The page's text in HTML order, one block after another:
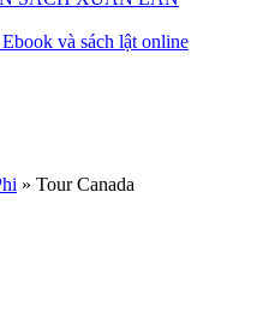
và sách lật online
» Tour Canada